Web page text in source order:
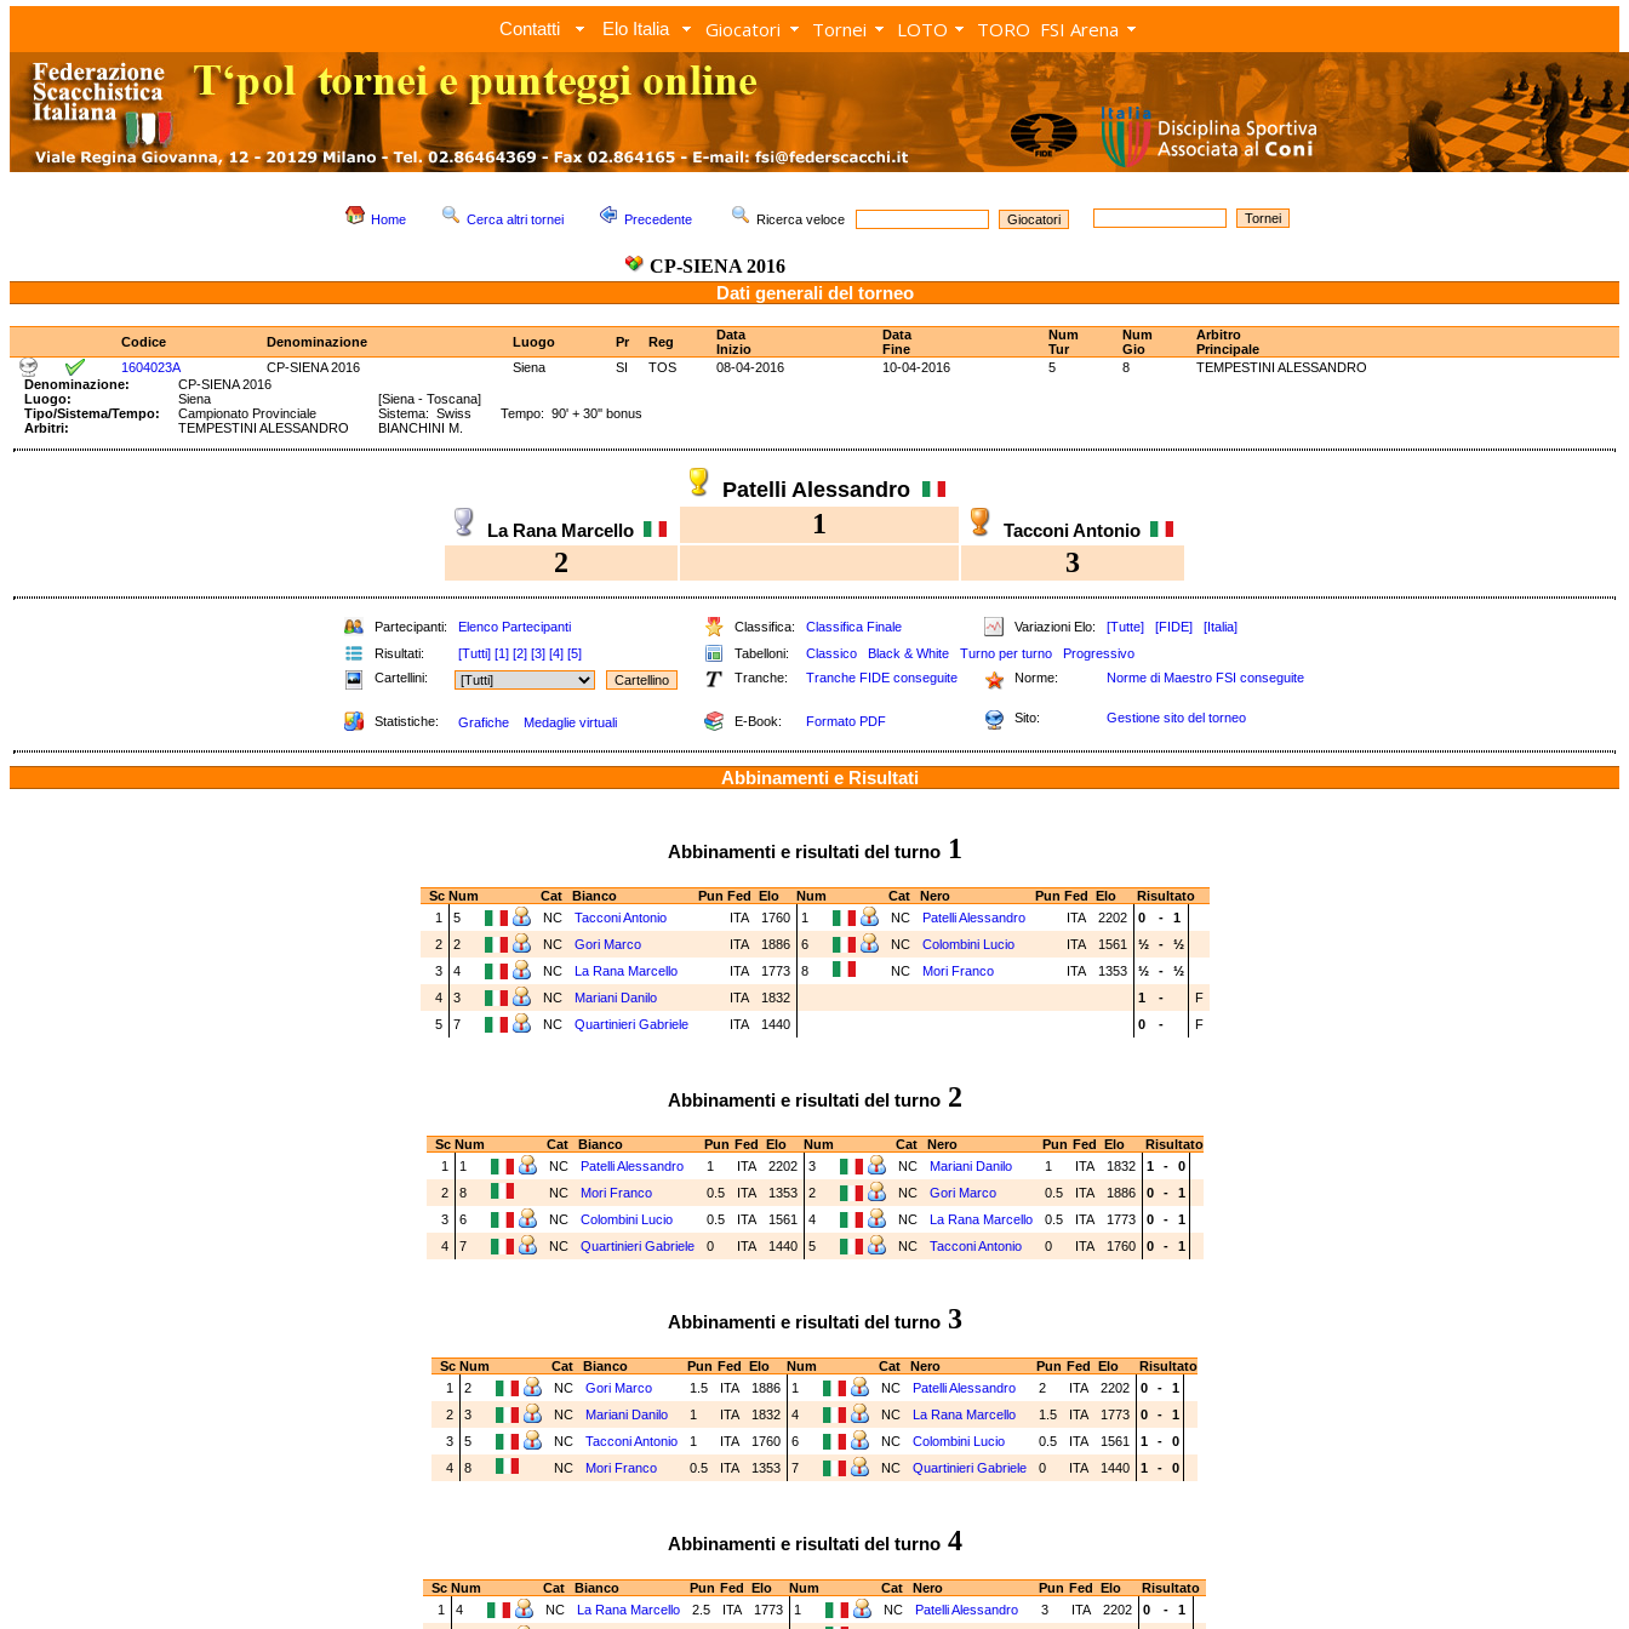
Contatti Elo Italia Giocatori Tornei LOTO TORO FSI Arena
Home Cerca altri tornei Precedente Ricerca veloce
CP-SIENA 2016
Dati generali del torneo
Codice Denominazione Luogo Pr Reg
Data
Inizio
Data
Fine
Num
Tur
Num
Gio
Arbitro
Principale
1604023A
CP-SIENA 2016 Siena SI TOS 08-04-2016 10-04-2016 5 8
TEMPESTINI ALESSANDRO
Denominazione:
CP-SIENA 2016
Luogo:
Siena
[Siena - Toscana]
Tipo/Sistema/Tempo:
Campionato Provinciale
Sistema: Swiss Tempo: 90' + 30'' bonus
Arbitri:
TEMPESTINI ALESSANDRO BIANCHINI M.
Patelli Alessandro
La Rana Marcello 1 Tacconi Antonio
2 3
Partecipanti: Elenco Partecipanti Classifica: Classifica Finale Variazioni Elo: [Tutte] [FIDE]
[Italia]
Risultati:
[Tutti] [1] [2] [3] [4] [5] Tabelloni: Classico Black & White Turno per turno
Progressivo
Cartellini:
Tranche: Tranche FIDE conseguite Norme: Norme di Maestro FSI conseguite
Statistiche: Grafiche Medaglie virtuali E-Book: Formato PDF Sito: Gestione sito del torneo
Abbinamenti e Risultati
Abbinamenti e risultati del turno1
Sc Num Cat Bianco Pun Fed Elo Num Cat Nero Pun Fed Elo
Risultato
1
5 NC Tacconi Antonio ITA 1760 1 NC Patelli Alessandro ITA 2202 0 -
1
2
2 NC Gori Marco ITA 1886 6 NC Colombini Lucio ITA 1561 ½ -
½
3
4 NC La Rana Marcello ITA 1773 8 NC Mori Franco ITA 1353 ½ -
½
4
3 NC Mariani Danilo ITA 1832 1 -
F
5
7 NC Quartinieri Gabriele ITA 1440 0 - F
Abbinamenti e risultati del turno2
Sc Num Cat Bianco Pun Fed Elo Num Cat Nero Pun Fed Elo
Risultato
1
1 NC Patelli Alessandro 1 ITA 2202 3 NC Mariani Danilo 1 ITA 1832 1 -
0
2
8 NC Mori Franco 0.5 ITA 1353 2 NC Gori Marco 0.5 ITA 1886 0 -
1
3
6 NC Colombini Lucio 0.5 ITA 1561 4 NC La Rana Marcello 0.5 ITA 1773 0 -
1
4
7 NC Quartinieri Gabriele 0 ITA 1440 5 NC Tacconi Antonio 0 ITA 1760 0 - 1
Abbinamenti e risultati del turno3
Sc Num Cat Bianco Pun Fed Elo Num Cat Nero Pun Fed Elo
Risultato
1
2 NC Gori Marco 1.5 ITA 1886 1 NC Patelli Alessandro 2 ITA 2202 0 -
1
2
3 NC Mariani Danilo 1 ITA 1832 4 NC La Rana Marcello 1.5 ITA 1773 0 -
1
3
5 NC Tacconi Antonio 1 ITA 1760 6 NC Colombini Lucio 0.5 ITA 1561 1 -
0
4
8 NC Mori Franco 0.5 ITA 1353 7 NC Quartinieri Gabriele 0 ITA 1440 1 - 0
Abbinamenti e risultati del turno4
Sc Num Cat Bianco Pun Fed Elo Num Cat Nero Pun Fed Elo
Risultato
1
4 NC La Rana Marcello 2.5 ITA 1773 1 NC Patelli Alessandro 3 ITA 2202 0 - 1